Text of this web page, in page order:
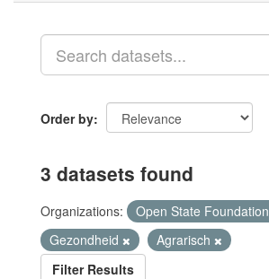
Order by
3 datasets found
Organizations: Open State Foundation
Gezondheid
Agrarisch
Filter Results